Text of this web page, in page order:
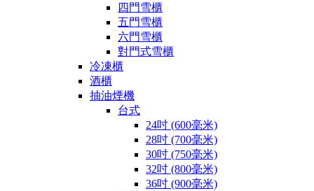
四門雪櫃
五門雪櫃
六門雪櫃
對門式雪櫃
冷凍櫃
酒櫃
抽油煙機
台式
24吋 (600毫米)
28吋 (700毫米)
30吋 (750毫米)
32吋 (800毫米)
36吋 (900毫米)